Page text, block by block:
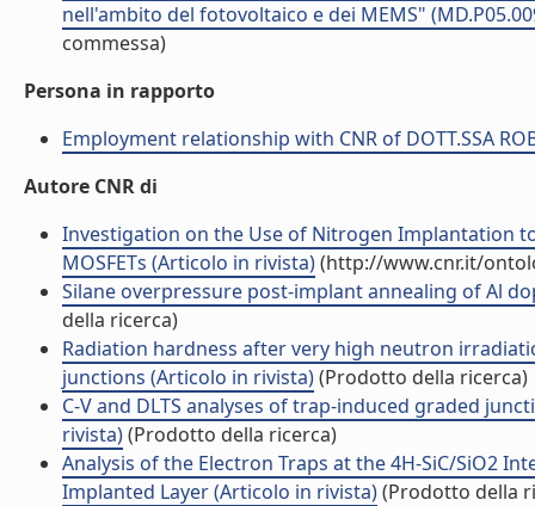
nell'ambito del fotovoltaico e dei MEMS"
commessa)
Persona in rapporto
Employment relationship with CNR of DOTT.SSA
Autore CNR di
Investigation on the Use of Nitrogen Implantation
MOSFETs (Articolo in rivista)(http://www.cnr.it/
Silane overpressure post-implant annealing of Al
della ricerca)
Radiation hardness after very high neutron
junctions (Articolo in rivista)(Prodotto della ricerca)
C-V and DLTS analyses of trap-induced graded
rivista)(Prodotto della ricerca)
Analysis of the Electron Traps at the 4H-SiC/SiO2
Implanted Layer (Articolo in rivista)(Prodotto della